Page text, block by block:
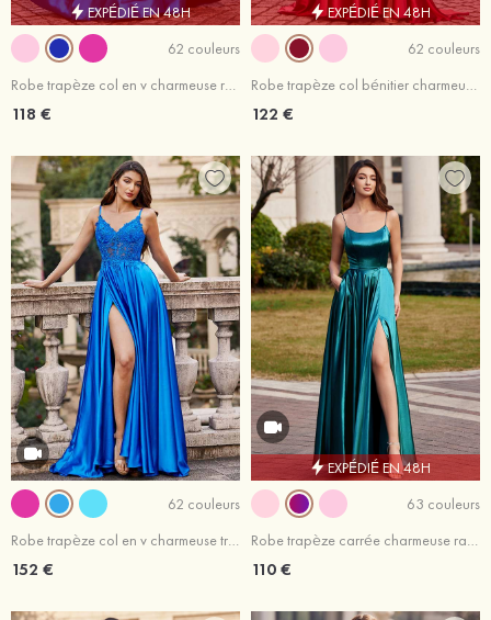
EXPÉDIÉ EN 48H
62 couleurs
Robe trapèze col en v charmeuse ras du sol robe de bal
118 €
EXPÉDIÉ EN 48H
62 couleurs
Robe trapèze col bénitier charmeuse traîne balayage robe de bal
122 €
62 couleurs
Robe trapèze col en v charmeuse traîne balayage robe de bal
152 €
EXPÉDIÉ EN 48H
63 couleurs
Robe trapèze carrée charmeuse ras du sol robe de bal
110 €